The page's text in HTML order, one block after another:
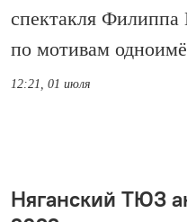
спектакля Филиппа
по мотивам
12:21, 01 июля
Няганский ТЮЗ